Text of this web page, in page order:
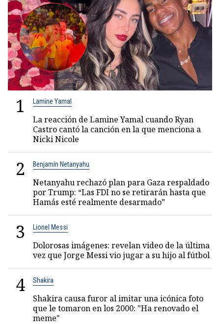
1 Lamine Yamal
La reacción de Lamine Yamal cuando Ryan
Castro cantó la canción en la que menciona a
Nicki Nicole
2 Benjamín Netanyahu
Netanyahu rechazó plan para Gaza respaldado
por Trump: “Las FDI no se retirarán hasta que
Hamás esté realmente desarmado”
3 Lionel Messi
Dolorosas imágenes: revelan video de la última
vez que Jorge Messi vio jugar a su hijo al fútbol
4 Shakira
Shakira causa furor al imitar una icónica foto
que le tomaron en los 2000: "Ha renovado el
meme"